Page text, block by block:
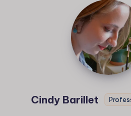
Cindy
Barillet
Cindy Barillet